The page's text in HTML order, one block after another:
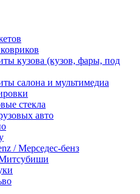
кузова (кузов, фары, под
салона и мультимедиа
стекла
авто
/ Мерседес-бенз